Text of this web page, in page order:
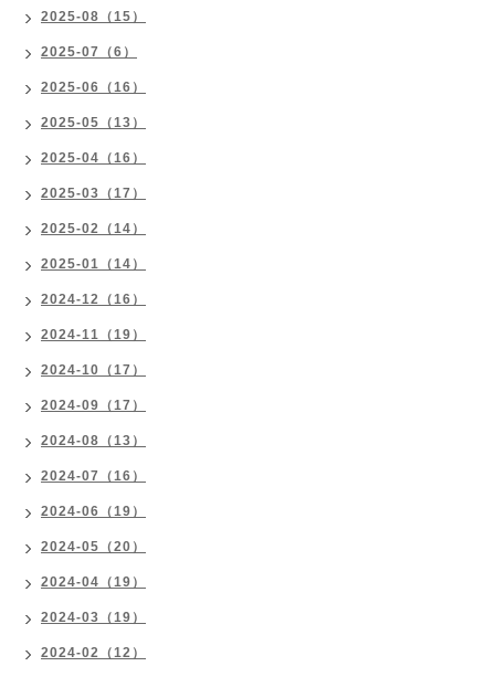
2025-08（15）
2025-07（6）
2025-06（16）
2025-05（13）
2025-04（16）
2025-03（17）
2025-02（14）
2025-01（14）
2024-12（16）
2024-11（19）
2024-10（17）
2024-09（17）
2024-08（13）
2024-07（16）
2024-06（19）
2024-05（20）
2024-04（19）
2024-03（19）
2024-02（12）